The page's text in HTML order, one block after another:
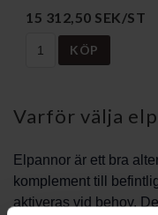
15 312,50 SEK/ST
KÖP
Varför välja
Elpannor är ett bra
komplement till
aktiveras vid behov.